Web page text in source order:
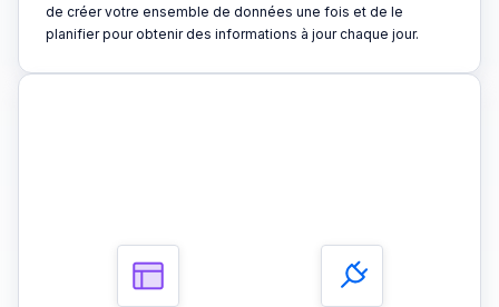
de créer votre ensemble de données une fois et de le
planifier pour obtenir des informations à jour chaque jour.